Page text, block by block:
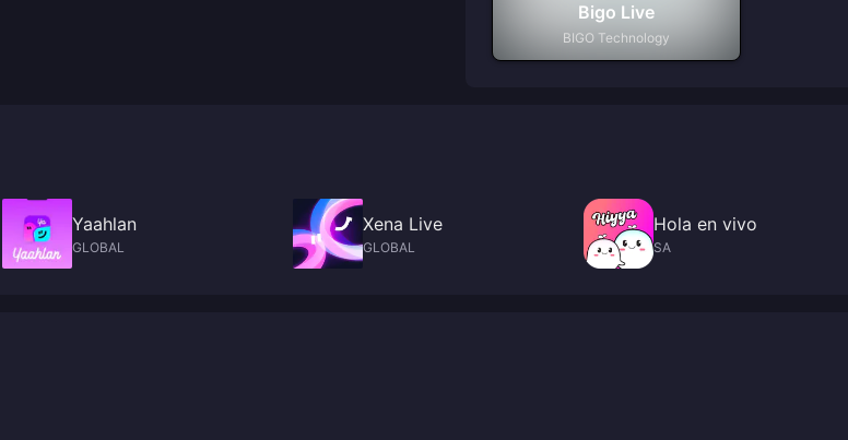
Bigo Live
BIGO Technology
Yaahlan
GLOBAL
Xena Live
GLOBAL
Hola en vivo
SA